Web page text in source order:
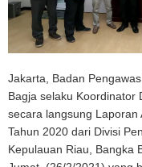
Jakarta, Badan
Bagja selaku Koordinator
secara langsung Laporan
Tahun 2020 dari Divisi
Kepulauan Riau, Bangka